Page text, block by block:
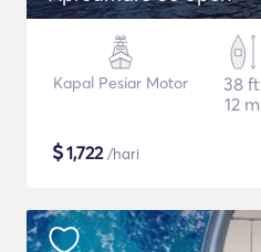
Kapal Pesiar Motor
38 ft
12 m
$1,722/hari